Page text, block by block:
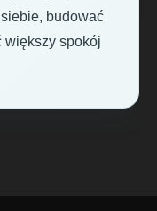
budować
większy spokój